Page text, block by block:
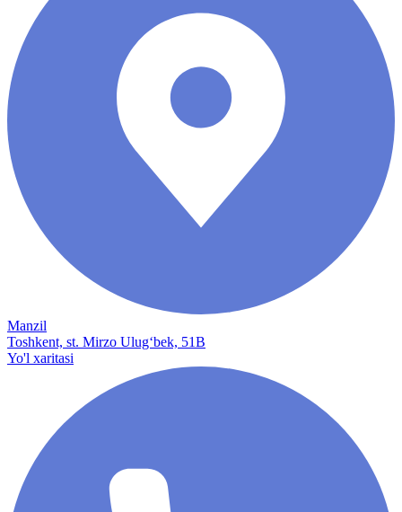
Manzil
Toshkent, st. Mirzo Ulug‘bek, 51B
Yo'l xaritasi